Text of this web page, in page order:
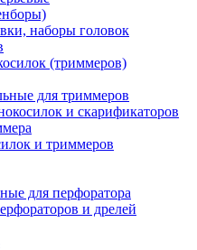
наборы головок
(триммеров)
для триммеров
и скарификаторов
и триммеров
для перфоратора
и дрелей